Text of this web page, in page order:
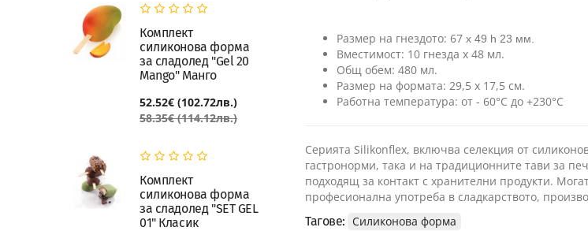
Комплект
силиконова форма
за сладолед "Gel 20
Mango" Манго
52.52€ (102.72лв.)
58.35€ (114.12лв.)
Комплект
силиконова форма
за сладолед "SET GEL
01" Класик
Размер на гнездото: 67 x 49 h 23 мм.
Вместимост: 10 гнезда х 48 мл.
Общ обем: 480 мл.
Размер на формата: 29,5 х 17,5 см.
Работна температура: от - 60°C до +230°C
Серията Silikonflex, включва селекция от
гастронорми, така и на традиционните тави за
подходящ за контакт с хранителни продукти.
професионална употреба в сладкарството,
Тагове: Силиконова форма